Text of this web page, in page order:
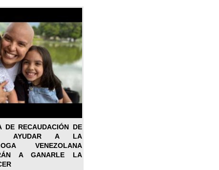
DE RECAUDACIÓN DE
AYUDAR A LA
VENEZOLANA
A GANARLE LA